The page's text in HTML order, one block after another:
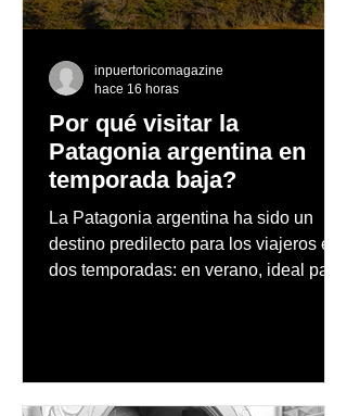
Por qué visitar la
Patagonia argentina en
temporada baja?
La Patagonia argentina ha sido un
destino predilecto para los viajeros en
dos temporadas: en verano, ideal para
inpuertoricomagazine
hace 16 horas